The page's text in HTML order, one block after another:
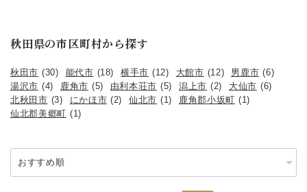
秋田県の市区町村から探す
秋田市 (30) 能代市 (18) 横手市 (12) 大館市 (12) 男鹿市 (6)
湯沢市 (4) 鹿角市 (5) 由利本荘市 (5) 潟上市 (2) 大仙市 (6)
北秋田市 (3) にかほ市 (2) 仙北市 (1) 鹿角郡小坂町 (1)
仙北郡美郷町 (1)